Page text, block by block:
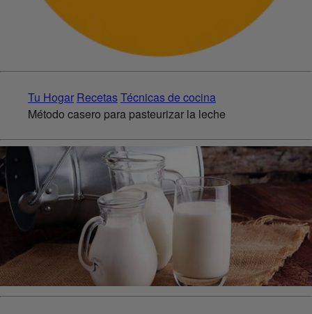
Tu Hogar RecetasTécnicas de cocina
Método casero para pasteurizar la leche